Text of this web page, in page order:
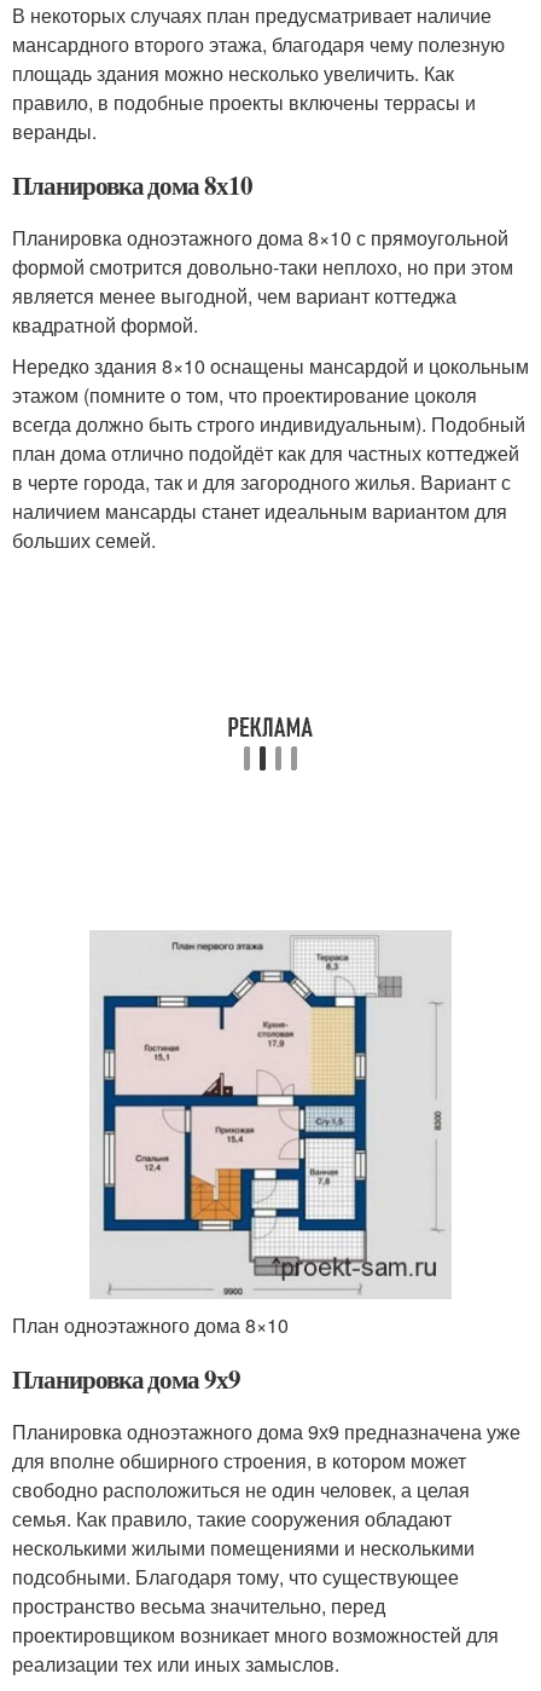
В некоторых случаях план предусматривает наличие
мансардного второго этажа, благодаря чему полезную
площадь здания можно несколько увеличить. Как
правило, в подобные проекты включены террасы и
веранды.
Планировка дома 8х10
Планировка одноэтажного дома 8×10 с прямоугольной
формой смотрится довольно-таки неплохо, но при этом
является менее выгодной, чем вариант коттеджа
квадратной формой.
Нередко здания 8×10 оснащены мансардой и цокольным
этажом (помните о том, что проектирование цоколя
всегда должно быть строго индивидуальным). Подобный
план дома отлично подойдёт как для частных коттеджей
в черте города, так и для загородного жилья. Вариант с
наличием мансарды станет идеальным вариантом для
больших семей.
План одноэтажного дома 8×10
Планировка дома 9х9
Планировка одноэтажного дома 9х9 предназначена уже
для вполне обширного строения, в котором может
свободно расположиться не один человек, а целая
семья. Как правило, такие сооружения обладают
несколькими жилыми помещениями и несколькими
подсобными. Благодаря тому, что существующее
пространство весьма значительно, перед
проектировщиком возникает много возможностей для
реализации тех или иных замыслов.